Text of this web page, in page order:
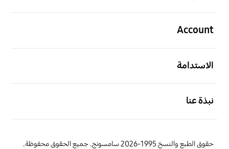
Account
الاستدامة
نبذة عنا
حقوق الطبع والنسخ 1995-2026 سامسونج. جميع الحقوق محفوظة.